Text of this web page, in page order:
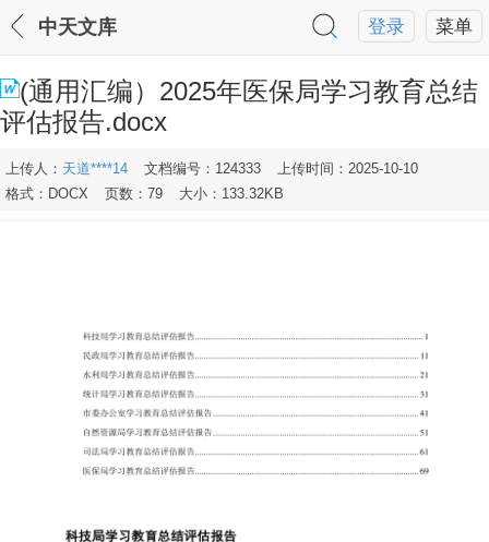
菜单
登录
中天文库
(通用汇编）2025年医保局学习教育总结
评估报告.docx
上传人： 天道****14 文档编号：124333
上传时间：2025-10-10
格式：DOCX
页数：79 大小：133.32KB